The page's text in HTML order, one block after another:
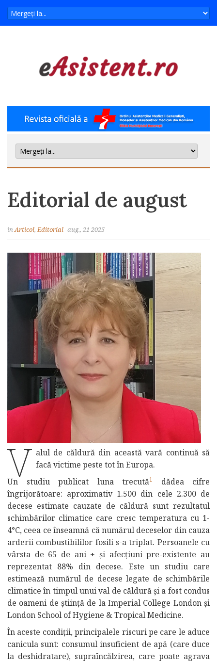
Editorial de august
inArticol, Editorial aug., 21 2025
V alul de căldură din această vară continuă să
facă victime peste tot în Europa.
Un studiu publicat luna trecută1
dădea cifre
îngrijorătoare: aproximativ 1.500 din cele 2.300 de
decese estimate cauzate de căldură sunt rezultatul
schimbărilor climatice care cresc temperatura cu 1-
4°C, ceea ce înseamnă că numărul deceselor din cauza
arderii combustibililor fosili s-a triplat. Persoanele cu
vârsta de 65 de ani + și afecțiuni pre-existente au
reprezentat 88% din decese. Este un studiu care
estimează numărul de decese legate de schimbările
climatice în timpul unui val de căldură și a fost condus
de oameni de știință de la Imperial College London și
London School of Hygiene & Tropical Medicine.
În aceste condiții, principalele riscuri pe care le aduce
canicula sunt: consumul insuficient de apă (care duce
la deshidratare), supraîncălzirea, care poate agrava